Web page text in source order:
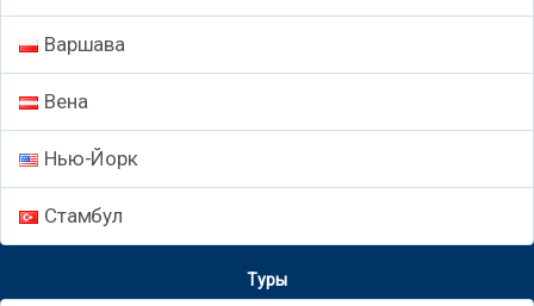
Варшава
Вена
Нью-Йорк
Стамбул
Туры